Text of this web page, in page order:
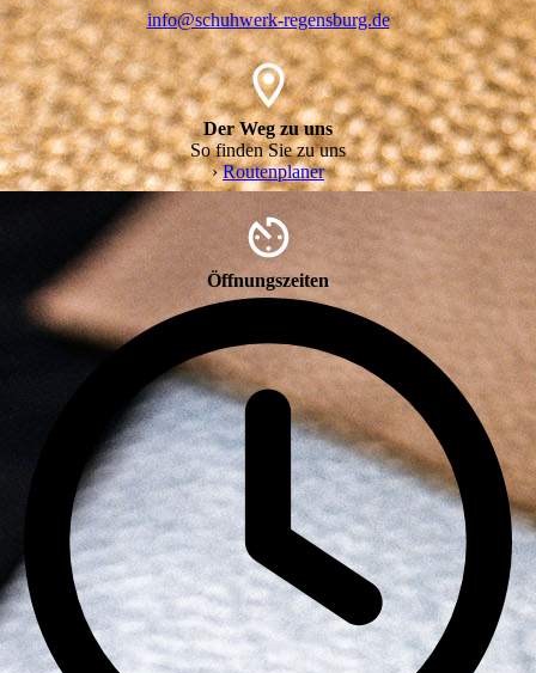
info@schuhwerk-regensburg.de
Der Weg zu uns
So finden Sie zu uns
›Routenplaner
Öffnungszeiten